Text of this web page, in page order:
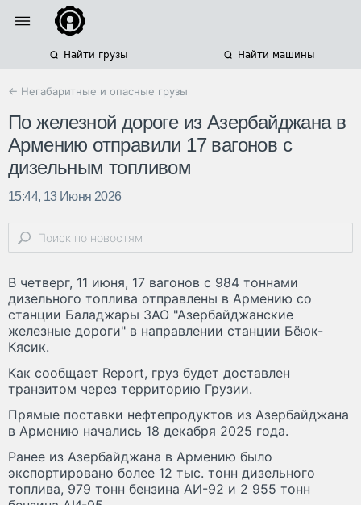
Найти грузы Найти машины
← Негабаритные и опасные грузы
По железной дороге из Азербайджана в
Армению отправили 17 вагонов с
дизельным топливом
15:44, 13 Июня 2026
В четверг, 11 июня, 17 вагонов с 984 тоннами
дизельного топлива отправлены в Армению со
станции Баладжары ЗАО "Азербайджанские
железные дороги" в направлении станции Бёюк-
Кясик.
Как сообщает Report, груз будет доставлен
транзитом через территорию Грузии.
Прямые поставки нефтепродуктов из Азербайджана
в Армению начались 18 декабря 2025 года.
Ранее из Азербайджана в Армению было
экспортировано более 12 тыс. тонн дизельного
топлива, 979 тонн бензина АИ-92 и 2 955 тонн